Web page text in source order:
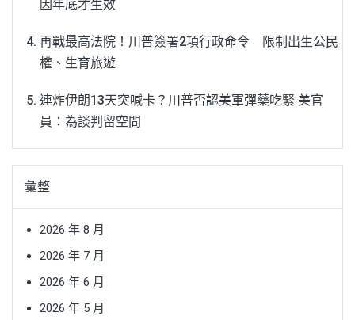
因年底才生效
再戰最高法院！川普簽署2項行政命令 限制出生公民
權、生育旅遊
連炸伊朗13天突喊卡？川普否認美軍彈藥吃緊 美官
員：為談判留空間
彙整
2026 年 8 月
2026 年 7 月
2026 年 6 月
2026 年 5 月